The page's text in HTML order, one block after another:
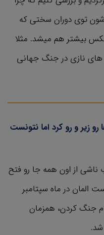
توی دوران سختی که
بیشتر هم میشد. مثلا
های نازی در جنگ جهانی
زیر و رو کرد اما نتونست
و اضطراب ناشی از اون همه جا رو فتح
المان در ماه سپتامبر
جنگ کردن، همزمان
شد.